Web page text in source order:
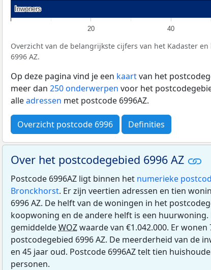
20 40
Inwoners
Inwoners
Overzicht van de belangrijkste cijfers van het Kadaster en
6996 AZ.
Op deze pagina vind je een kaartvan het
meer dan 250 onderwerpen voor het
alleadressen met postcode 6996AZ.
Overzicht postcode 6996 Definities
Over het postcodegebied 6996 AZ
Postcode 6996AZ ligt binnen het numerieke
Bronckhorst. Er zijn veertien adressen en tien
6996 AZ. De helft van de woningen in het
koopwoning en de andere helft is een
gemiddeldeWOZwaarde van €1.042.000. Er
postcodegebied 6996 AZ. De meerderheid van de
en 45 jaar oud. Postcode 6996AZ telt tien
personen.